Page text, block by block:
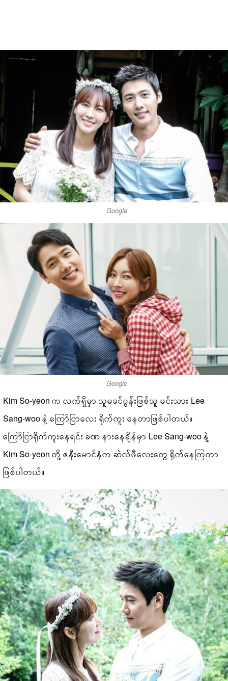
Google
Google
Kim So-yeon က လက်ရှိမှာ သူမခင်ပွန်းဖြစ်သူ မင်းသား Lee
Sang-woo နဲ့ ကြော်ငြာလေး ရိုက်ကူး နေတာဖြစ်ပါတယ်။
ကြော်ငြာရိုက်ကူးနေရင်း ခဏ နားနေချိန်မှာ Lee Sang-woo နဲ့
Kim So-yeon တို့ ဇနီးမောင်နှံက ဆဲလ်ဖီလေးတွေ ရိုက်နေကြတာ
ဖြစ်ပါတယ်။